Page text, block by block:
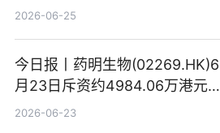
元-34.98万元 焦点日报
2026-06-25
今日报丨药明生物(02269.HK)6
月23日斥资约4984.06万港元回
购160.50万股
2026-06-23